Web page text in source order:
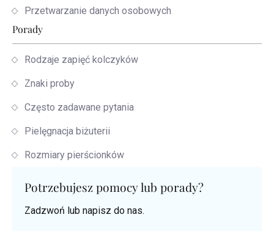
Przetwarzanie danych osobowych
Porady
Rodzaje zapięć kolczyków
Znaki proby
Często zadawane pytania
Pielęgnacja biżuterii
Rozmiary pierścionków
Potrzebujesz pomocy lub porady?
Zadzwoń lub napisz do nas.